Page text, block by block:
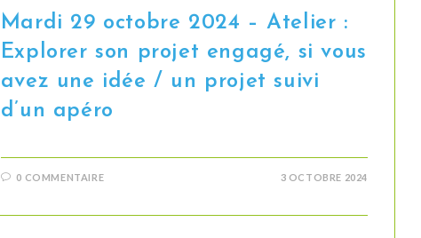
Mardi 29 octobre 2024 – Atelier :
Explorer son projet engagé, si vous
avez une idée / un projet suivi
d’un apéro
0 COMMENTAIRE 3 OCTOBRE 2024